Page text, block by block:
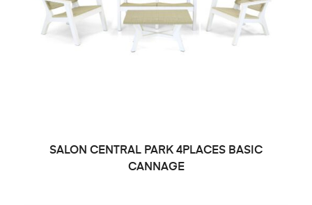
SALON CENTRAL PARK 4PLACES BASIC
CANNAGE